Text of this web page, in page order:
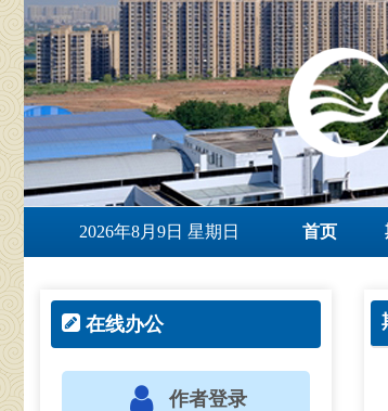
2026年8月9日 星期日 首页
在线办公
作者登录